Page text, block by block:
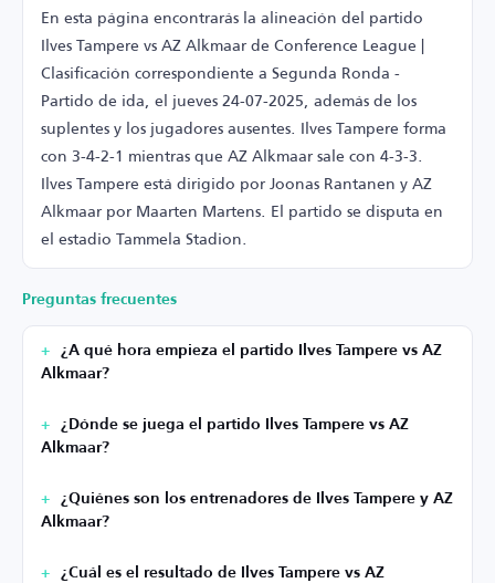
En esta página encontrarás la alineación del partido
Ilves Tampere vs AZ Alkmaar de Conference League |
Clasificación correspondiente a Segunda Ronda -
Partido de ida, el jueves 24-07-2025, además de los
suplentes y los jugadores ausentes. Ilves Tampere forma
con 3-4-2-1 mientras que AZ Alkmaar sale con 4-3-3.
Ilves Tampere está dirigido por Joonas Rantanen y AZ
Alkmaar por Maarten Martens. El partido se disputa en
el estadio Tammela Stadion.
Preguntas frecuentes
¿A qué hora empieza el partido Ilves Tampere vs AZ
Alkmaar?
¿Dónde se juega el partido Ilves Tampere vs AZ
Alkmaar?
¿Quiénes son los entrenadores de Ilves Tampere y AZ
Alkmaar?
¿Cuál es el resultado de Ilves Tampere vs AZ